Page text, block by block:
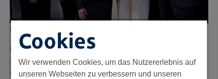
Bild: Copyright Stadt Offenbach/Monika Müller
Die Auswahl der Preisträger wurde von einer
siebenköpfigen Jury der Stadt Offenbach unter
zahlreichen Bewerbern getroffen.
Cookies
Wir verwenden Cookies, um das Nutzererlebnis auf
unseren Webseiten zu verbessern und unseren